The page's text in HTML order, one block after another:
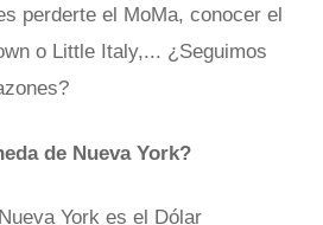
perderte el MoMa, conocer el
o Little Italy,... ¿Seguimos
de Nueva York?
York es el Dólar